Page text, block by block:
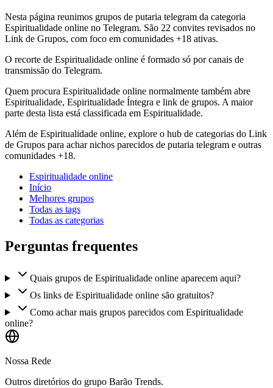
Nesta página reunimos grupos de putaria telegram da categoria
Espiritualidade online no Telegram. São 22 convites revisados no
Link de Grupos, com foco em comunidades +18 ativas.
O recorte de Espiritualidade online é formado só por canais de
transmissão do Telegram.
Quem procura Espiritualidade online normalmente também abre
Espiritualidade, Espiritualidade Íntegra e link de grupos. A maior
parte desta lista está classificada em Espiritualidade.
Além de Espiritualidade online, explore o hub de categorias do Link
de Grupos para achar nichos parecidos de putaria telegram e outras
comunidades +18.
Espiritualidade online
Início
Melhores grupos
Todas as tags
Todas as categorias
Perguntas frequentes
Quais grupos de Espiritualidade online aparecem aqui?
Os links de Espiritualidade online são gratuitos?
Como achar mais grupos parecidos com Espiritualidade
online?
Nossa Rede
Outros diretórios do grupo Barão Trends.